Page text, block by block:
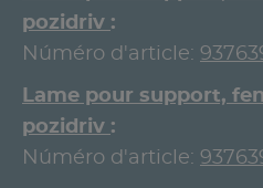
pozidriv
Núméro d'article:
Lame pour support,
pozidriv
Núméro d'article: